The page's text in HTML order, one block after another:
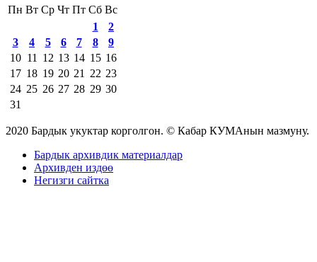
Пн Вт Ср Чт Пт Сб Вс
1
2
3
4 5 6 7 8
9
10 11 12 13 14 15 16
17 18 19 20 21 22 23
24 25 26 27 28 29 30
31
2020 Бардык укуктар корголгон. © Кабар КУМАнын мазмуну.
Бардык архивдик материалдар
Архивден издөө
Негизги сайтка